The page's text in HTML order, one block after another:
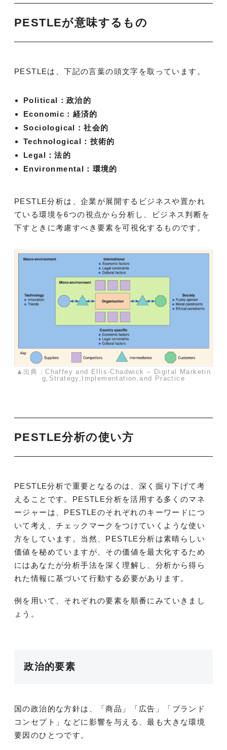
PESTLEが意味するもの
PESTLEは、下記の言葉の頭文字を取っています。
Political：政治的
Economic：経済的
Sociological：社会的
Technological：技術的
Legal：法的
Environmental：環境的
PESTLE分析は、企業が展開するビジネスや置かれ
ている環境を6つの視点から分析し、ビジネス判断を
下すときに考慮すべき要素を可視化するものです。
▲出典：Chaffey and Ellis-Chadwick – Digital Marketin
g,Strategy,Implementation,and Practice
PESTLE分析の使い方
PESTLE分析で重要となるのは、深く掘り下げて考
えることです。PESTLE分析を活用する多くのマネ
ージャーは、PESTLEのそれぞれのキーワードにつ
いて考え、チェックマークをつけていくような使い
方をしています。当然、PESTLE分析は素晴らしい
価値を秘めていますが、その価値を最大化するため
にはあなたが分析手法を深く理解し、分析から得ら
れた情報に基づいて行動する必要があります。
例を用いて、それぞれの要素を順番にみていきまし
ょう。
政治的要素
国の政治的な方針は、「商品」「広告」「ブランド
コンセプト」 などに影響を与える、最も大きな環境
要因のひとつです。